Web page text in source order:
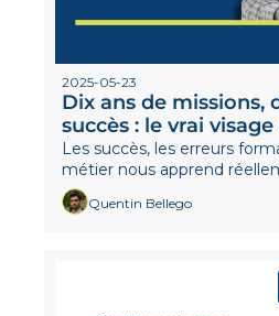
2025-05-23
Dix ans de missions,
succès : le vrai visage
transformation des
Les succès, les erreurs
Quentin Bellego